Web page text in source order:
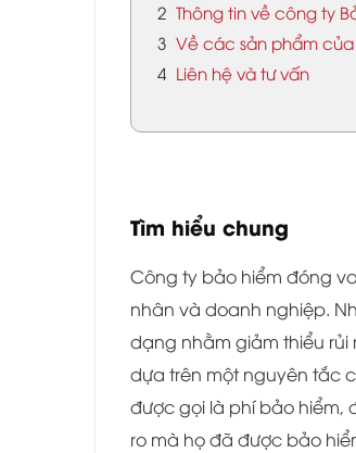
2 Thông tin về công ty
3 Về các sản phẩm
4 Liên hệ và tư vấn
Tìm hiểu chung
Công ty bảo hiểm đóng
nhân và doanh nghiệp.
dạng nhằm giảm thiểu
dựa trên một nguyên tắc
được gọi là phí bảo hiểm,
ro mà họ đã được bảo